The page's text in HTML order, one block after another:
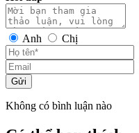
Anh Chị
Gửi
Không có bình luận nào